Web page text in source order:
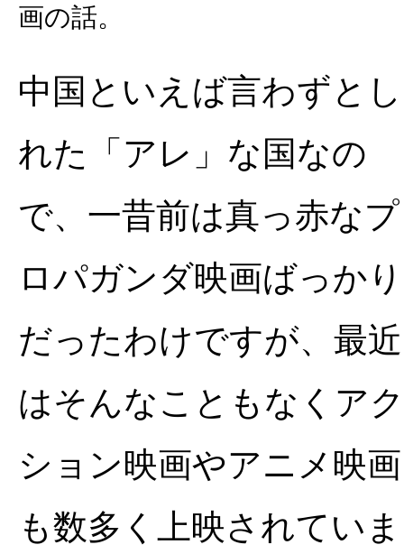
画の話。
中国といえば言わずとし
れた「アレ」な国なの
で、一昔前は真っ赤なプ
ロパガンダ映画ばっかり
だったわけですが、最近
はそんなこともなくアク
ション映画やアニメ映画
も数多く上映されていま